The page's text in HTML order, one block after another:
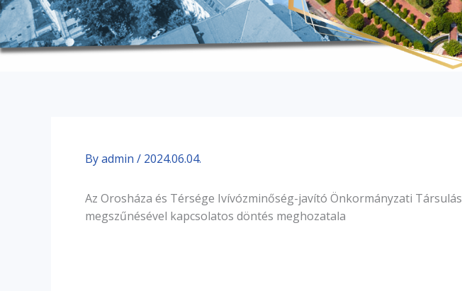
Byadmin / 2024.06.04.
Az Orosháza és Térsége Ivívózminőség-javító Önkormányzati Társulás
megszűnésével kapcsolatos döntés meghozatala